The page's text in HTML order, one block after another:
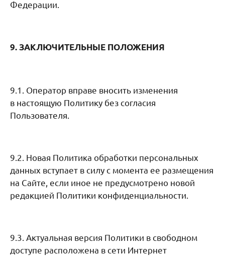
Федерации.
9. ЗАКЛЮЧИТЕЛЬНЫЕ ПОЛОЖЕНИЯ
9.1. Оператор вправе вносить изменения
в настоящую Политику без согласия
Пользователя.
9.2. Новая Политика обработки персональных
данных вступает в силу с момента ее размещения
на Сайте, если иное не предусмотрено новой
редакцией Политики конфиденциальности.
9.3. Актуальная версия Политики в свободном
доступе расположена в сети Интернет